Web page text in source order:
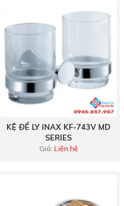
KỆ ĐỂ LY INAX KF-743V MD
SERIES
Giá: Liện hệ